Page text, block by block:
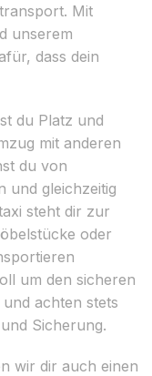
Mit
unserem
dass dein
du Platz und
mit anderen
du von
und gleichzeitig
steht dir zur
oder
um den sicheren
achten stets
Sicherung.
wir dir auch einen